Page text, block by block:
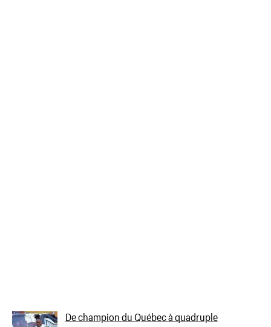
De champion du Québec à quadruple